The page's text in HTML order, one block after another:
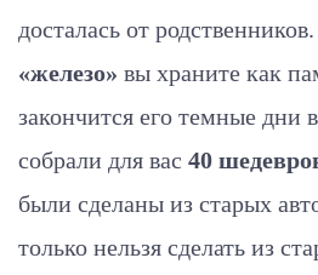
досталась от
«железо» вы храните как
закончится его темные
собрали для вас 40
были сделаны из старых
только нельзя сделать из